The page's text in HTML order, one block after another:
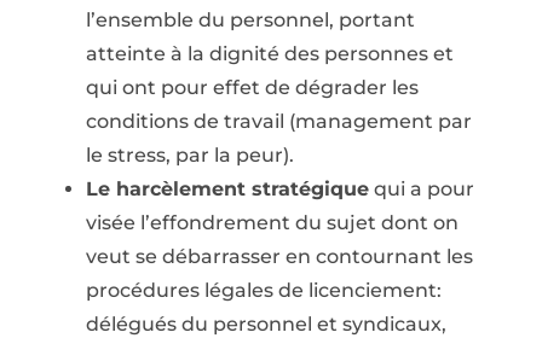
l’ensemble du personnel, portant
atteinte à la dignité des personnes et
qui ont pour effet de dégrader les
conditions de travail (management par
le stress, par la peur).
Le harcèlement stratégiquequi a pour
visée l’effondrement du sujet dont on
veut se débarrasser en contournant les
procédures légales de licenciement:
délégués du personnel et syndicaux,